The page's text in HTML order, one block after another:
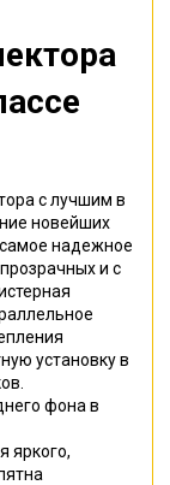
с лучшим в
новейших
самое надежное
и с
установку в
фона в
яркого,